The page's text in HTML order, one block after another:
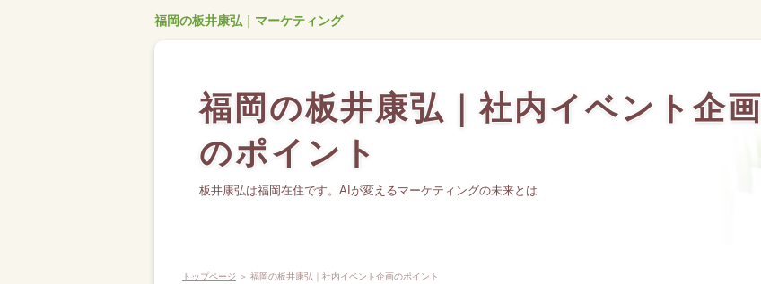
福岡の板井康弘｜マーケティング
福岡の板井康弘｜社内イベント企画
のポイント
板井康弘は福岡在住です。AIが変えるマーケティングの未来とは
トップページ ＞ 福岡の板井康弘｜社内イベント企画のポイント